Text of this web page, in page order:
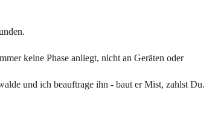
keine Phase anliegt, nicht an Geräten oder
und ich beauftrage ihn - baut er Mist, zahlst Du.